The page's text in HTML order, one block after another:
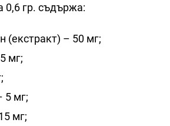
0,6 гр. съдържа:
(екстракт) – 50 мг;
мг;
5 мг;
мг;